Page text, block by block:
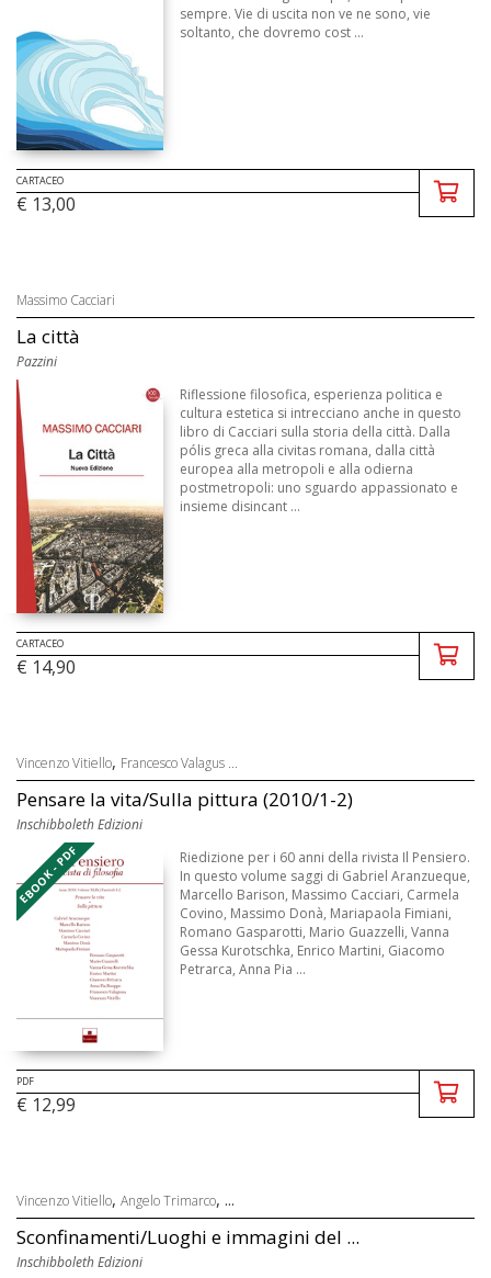
sempre. Vie di uscita non ve ne sono, vie
soltanto, che dovremo cost ...
CARTACEO
€ 13,00
Massimo Cacciari
La città
Pazzini
Riflessione filosofica, esperienza politica e
cultura estetica si intrecciano anche in questo
libro di Cacciari sulla storia della città. Dalla
pólis greca alla civitas romana, dalla città
europea alla metropoli e alla odierna
postmetropoli: uno sguardo appassionato e
insieme disincant ...
CARTACEO
€ 14,90
Vincenzo Vitiello, Francesco Valagus ...
Pensare la vita/Sulla pittura (2010/1-2)
Inschibboleth Edizioni
EBOOK - PDF
Riedizione per i 60 anni della rivista Il Pensiero.
In questo volume saggi di Gabriel Aranzueque,
Marcello Barison, Massimo Cacciari, Carmela
Covino, Massimo Donà, Mariapaola Fimiani,
Romano Gasparotti, Mario Guazzelli, Vanna
Gessa Kurotschka, Enrico Martini, Giacomo
Petrarca, Anna Pia ...
PDF
€ 12,99
Vincenzo Vitiello, Angelo Trimarco, ...
Sconfinamenti/Luoghi e immagini del ...
Inschibboleth Edizioni